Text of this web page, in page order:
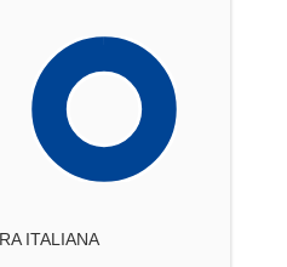
ITALIANA